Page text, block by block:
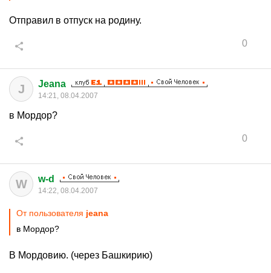
Отправил в отпуск на родину.
0
J Jeana
14:21, 08.04.2007
в Мордор?
0
W w-d
14:22, 08.04.2007
От пользователя jeana
в Мордор?
В Мордовию. (через Башкирию)